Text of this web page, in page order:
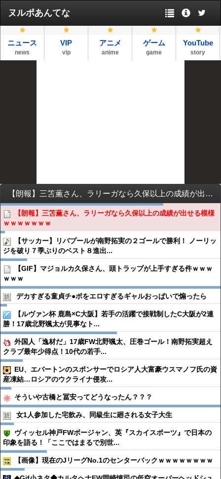
ヌルポあんてな
ニュース
news
VIP
vip
アニメ
anime
ゲーム
game
YouTube
story
【朗報】三笘薫さん、ラリーガなら久保以上の成績が出せる模様ｗｗｗｗｗｗｗ
【朗報】三笘薫さん、ラリーガなら久保以上の成績が出せる模様
ｗｗｗｗｗｗｗ
【サッカー】リバプールが南野拓実の２ゴールで勝利！ ノーリッ
ジを破り７季ぶりのベスト８進出...
【GIF】マジョルカ久保さん、頭トラップが上手すぎる件ｗｗｗ
ｗｗｗ
デカすぎる童貞チ●︎ポをエロすぎるギャルおっぱいで煽ったら
【ルヴァン杯 鹿島×C大阪】若手の活躍で接戦制したC大阪が2連
勝！17歳北野颯太が見事なト...
外国人「逸材だ」17歳FW北野颯太、圧巻ゴール！南野拓実超え
クラブ最年少得点！10代の若手...
EU、エバートンのスポンサーでロシア人大富豪ウスマノフ氏の資
産凍結…ロシアのウクライナ侵攻...
そういや古橋と冨安ってどうなったん？？？
女1人参加した宅飲み、同級生に廻される女子大生
ヴィッセル神戸FWボージャン、英『スカイスポーツ』で日本の
印象を語る！「ここではまるで別世...
【画像】現在のJリーグNo.1のセンターバックｗｗｗｗｗｗｗｗ